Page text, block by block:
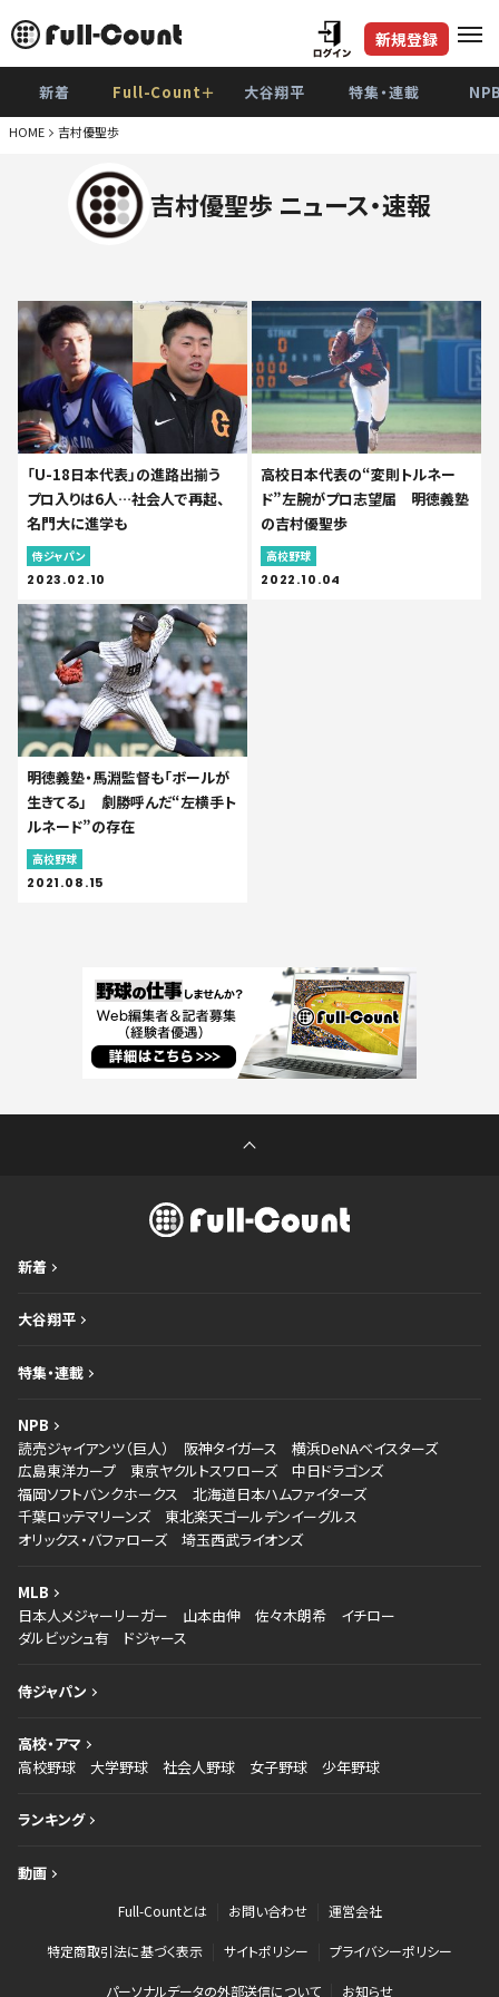
新規登録
新着 Full-Count＋ 大谷翔平 特集・連載
HOME 吉村優聖歩
吉村優聖歩 ニュース・速報
「U-18日本代表」の進路出揃う
プロ入りは6人…社会人で再起、
名門大に進学も
侍ジャパン
2023.02.10
高校日本代表の“変則トルネー
ド”左腕がプロ志望届 明徳義塾
の吉村優聖歩
高校野球
2022.10.04
明徳義塾・馬淵監督も「ボールが
生きてる」 劇勝呼んだ“左横手ト
ルネード”の存在
高校野球
2021.08.15
新着
大谷翔平
特集・連載
NPB
読売ジャイアンツ（巨人）
阪神タイガース
横浜DeNAベイスターズ
広島東洋カープ
東京ヤクルトスワローズ
中日ドラゴンズ
福岡ソフトバンクホークス
北海道日本ハムファイターズ
千葉ロッテマリーンズ
東北楽天ゴールデンイーグルス
オリックス・バファローズ
埼玉西武ライオンズ
MLB
日本人メジャーリーガー
山本由伸 佐々木朗希
イチロー
ダルビッシュ有
ドジャース
侍ジャパン
高校・アマ
高校野球
大学野球 社会人野球 女子野球 少年野球
ランキング
動画
Full-Countとは お問い合わせ 運営会社
特定商取引法に基づく表示 サイトポリシー プライバシーポリシー
パーソナルデータの外部送信について お知らせ